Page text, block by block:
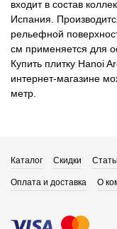
входит в состав
Испания.
рельефной
см применяется для
Купить плитку Hanoi
интернет-магазине
метр.
Каталог Скидки
Оплата и доставка О